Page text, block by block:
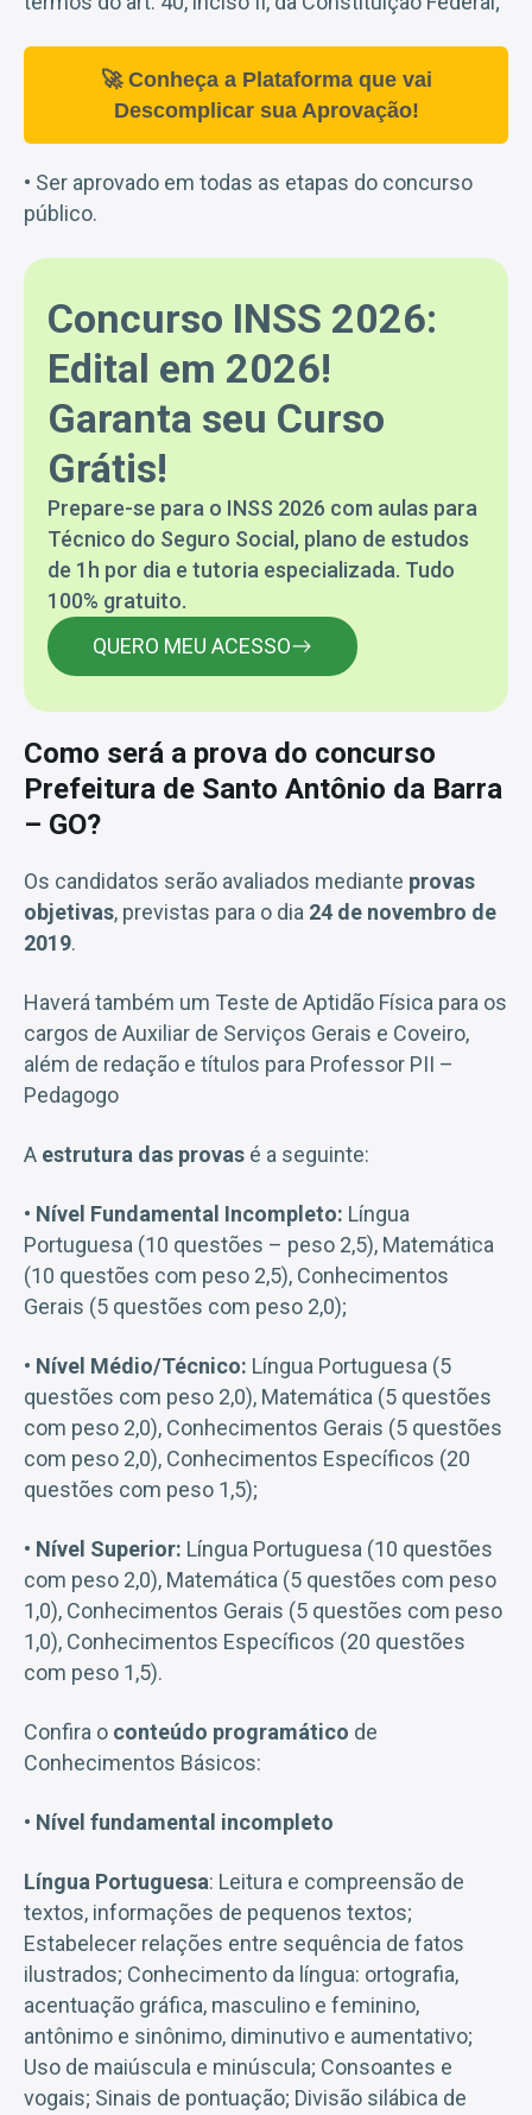
🚀 Conheça a Plataforma que vai
Descomplicar sua Aprovação!
• Ser aprovado em todas as etapas do concurso
público.
Concurso INSS 2026:
Edital em 2026!
Garanta seu Curso
Grátis!
Prepare-se para o INSS 2026 com aulas para
Técnico do Seguro Social, plano de estudos
de 1h por dia e tutoria especializada. Tudo
100% gratuito.
QUERO MEU ACESSO
Como será a prova do concurso
Prefeitura de Santo Antônio da Barra
– GO?
Os candidatos serão avaliados mediante provas
objetivas, previstas para o dia 24 de novembro de
2019.
Haverá também um Teste de Aptidão Física para os
cargos de Auxiliar de Serviços Gerais e Coveiro,
além de redação e títulos para Professor PII –
Pedagogo
A estrutura das provas é a seguinte:
• Nível Fundamental Incompleto: Língua
Portuguesa (10 questões – peso 2,5), Matemática
(10 questões com peso 2,5), Conhecimentos
Gerais (5 questões com peso 2,0);
• Nível Médio/Técnico: Língua Portuguesa (5
questões com peso 2,0), Matemática (5 questões
com peso 2,0), Conhecimentos Gerais (5 questões
com peso 2,0), Conhecimentos Específicos (20
questões com peso 1,5);
• Nível Superior: Língua Portuguesa (10 questões
com peso 2,0), Matemática (5 questões com peso
1,0), Conhecimentos Gerais (5 questões com peso
1,0), Conhecimentos Específicos (20 questões
com peso 1,5).
Confira o conteúdo programático de
Conhecimentos Básicos:
• Nível fundamental incompleto
Língua Portuguesa: Leitura e compreensão de
textos, informações de pequenos textos;
Estabelecer relações entre sequência de fatos
ilustrados; Conhecimento da língua: ortografia,
acentuação gráfica, masculino e feminino,
antônimo e sinônimo, diminutivo e aumentativo;
Uso de maiúscula e minúscula; Consoantes e
vogais; Sinais de pontuação; Divisão silábica de